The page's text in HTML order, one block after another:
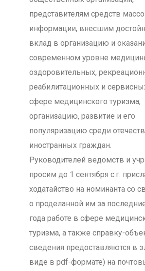
представителям средств
информации, внесшим
вклад в организацию и
современном уровне
оздоровительных,
реабилитационных и
сфере медицинского туризма,
организацию, развитие и его
популяризацию среди
иностранных граждан.
Руководителей ведомств и
просим до 1 сентября с.г.
ходатайство на номинанта со
о проделанной им за
года работе в сфере
туризма, а также справку-
сведения предоставляются в
виде в pdf-формате) на